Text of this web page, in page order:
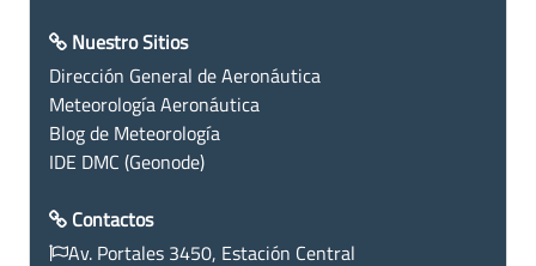
Nuestro Sitios
Dirección General de Aeronáutica
Meteorología Aeronáutica
Blog de Meteorología
IDE DMC (Geonode)
Contactos
Av. Portales 3450, Estación Central